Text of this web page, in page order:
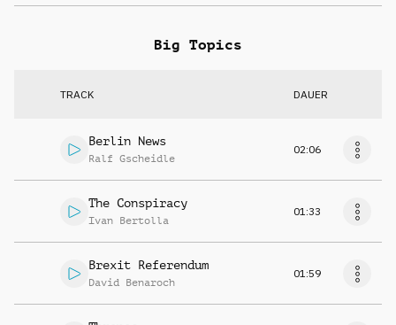
Big Topics
TRACK DAUER
Berlin News
Ralf Gscheidle
02:06
The Conspiracy
Ivan Bertolla
01:33
Brexit Referendum
David Benaroch
01:59